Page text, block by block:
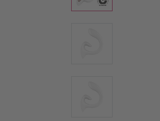
Γυάλινοι δονητές
Ερωτικά βοηθήματα για